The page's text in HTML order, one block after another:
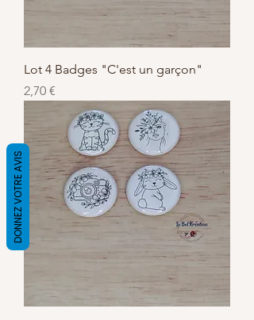
Lot 4 Badges "C'est un garçon"
Preis
2,70 €
DONNEZ VOTRE AVIS